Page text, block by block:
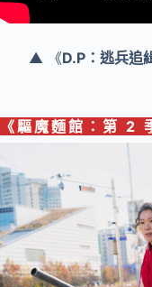
▲ 《D.P：逃兵追
《驅魔麵館：第 2